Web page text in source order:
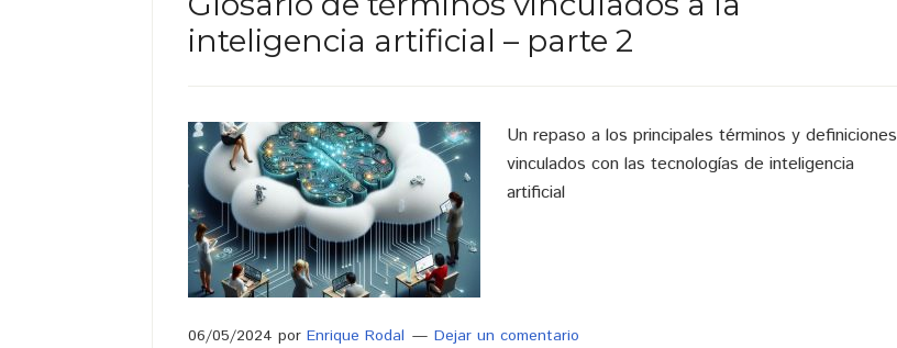
inteligencia artificial – parte 2
Un repaso a los principales términos y definiciones
vinculados con las tecnologías de inteligencia
artificial
06/05/2024 por Enrique Rodal Dejar un comentario